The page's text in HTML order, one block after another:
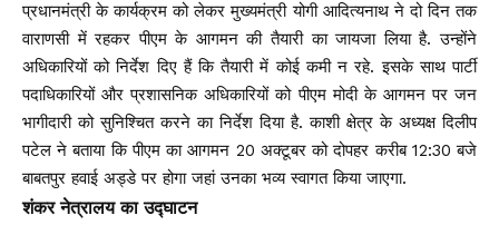
प्रधानमंत्री के कार्यक्रम को लेकर मुख्यमंत्री योगी आदित्यनाथ ने दो दिन तक
वाराणसी में रहकर पीएम के आगमन की तैयारी का जायजा लिया है. उन्होंने
अधिकारियों को निर्देश दिए हैं कि तैयारी में कोई कमी न रहे. इसके साथ पार्टी
पदाधिकारियों और प्रशासनिक अधिकारियों को पीएम मोदी के आगमन पर जन
भागीदारी को सुनिश्चित करने का निर्देश दिया है. काशी क्षेत्र के अध्यक्ष दिलीप
पटेल ने बताया कि पीएम का आगमन 20 अक्टूबर को दोपहर करीब 12:30 बजे
बाबतपुर हवाई अड्डे पर होगा जहां उनका भव्य स्वागत किया जाएगा.
शंकर नेत्रालय का उद्घाटन